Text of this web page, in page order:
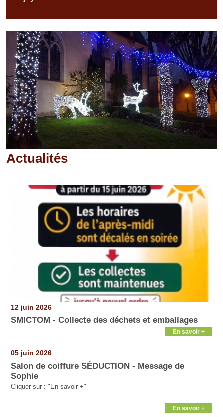
Actualités
12 juin 2026
SMICTOM - Collecte des déchets et emballages
En savoir +
05 juin 2026
Salon de coiffure SÉDUCTION - Message de
Sophie
Cliquer sur : "En savoir +"
En savoir +
Pages